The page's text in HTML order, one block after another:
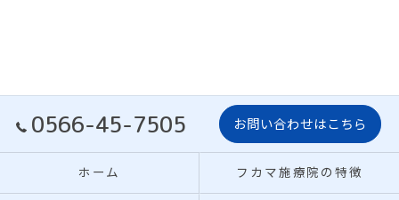
0566-45-7505 お問い合わせはこちら
ホーム フカマ施療院の特徴